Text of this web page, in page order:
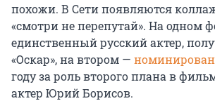
похожи. В Сети появляются
«смотри не перепутай». На одном
единственный русский актер,
«Оскар», на втором —
году за роль второго плана в
актер Юрий Борисов.